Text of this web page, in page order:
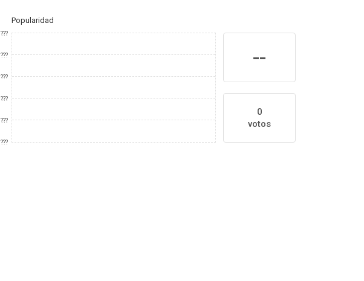
Popularidad
???
???
???
???
???
???
--
0
votos